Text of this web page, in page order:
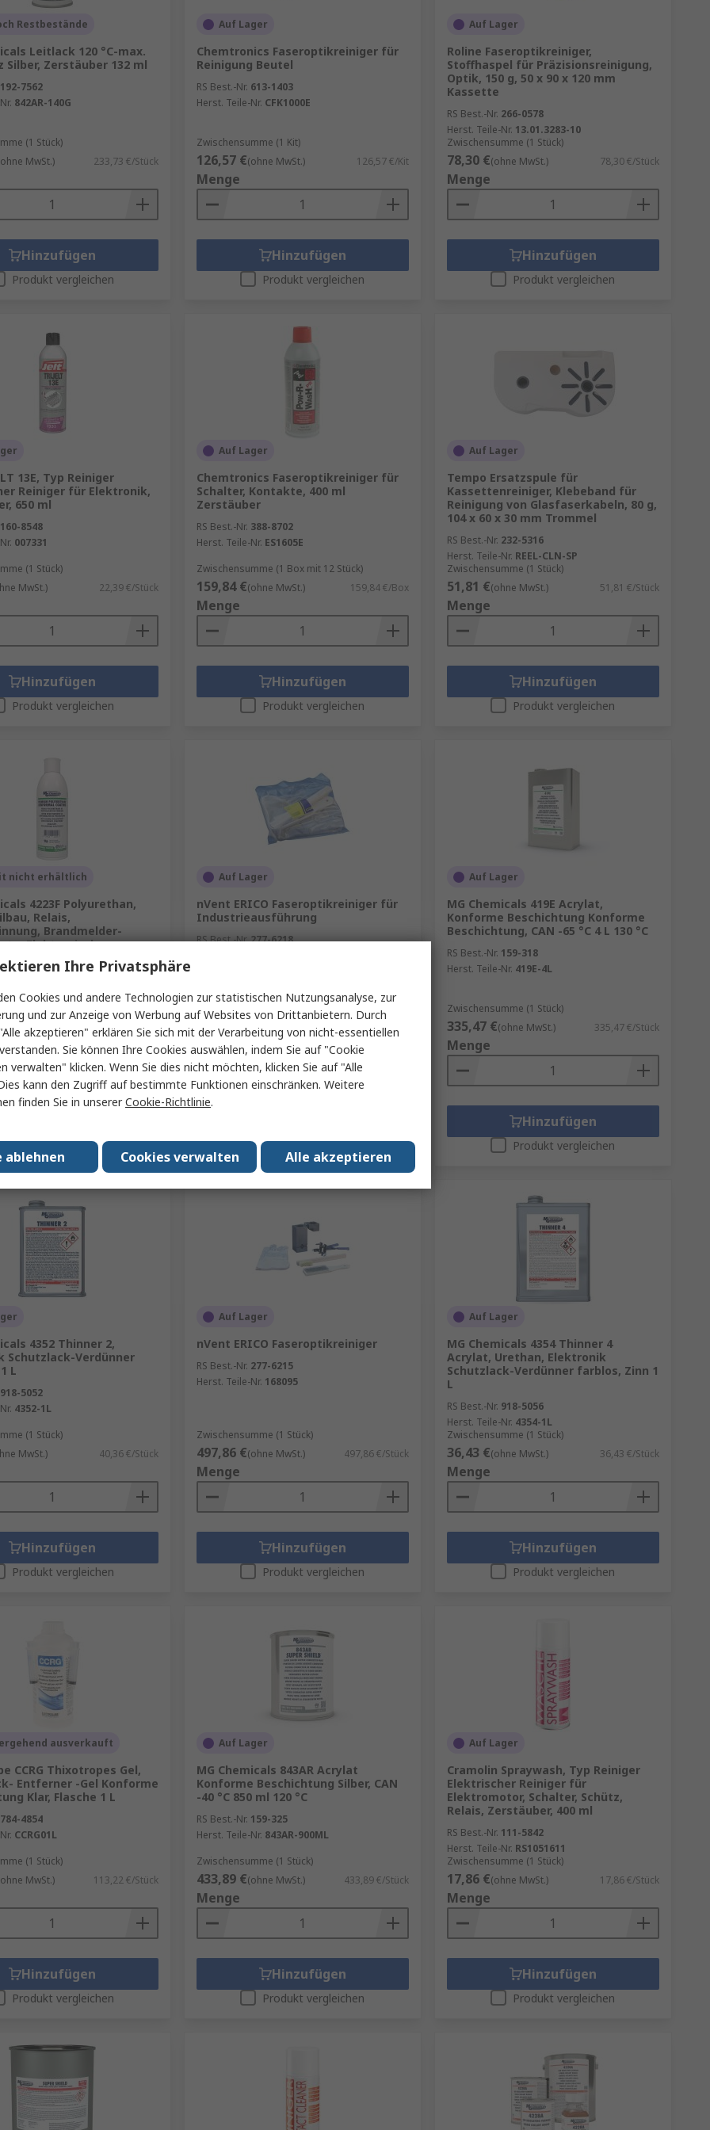
verwendet und sind eher für den Einsatz in industriellen Umgebungen
Geräte und Schmuck genutzt.
Schutzlacken und -farben zur Beschichtung Ihrer Elektronik und zum Schutz vor
von Verunreinigungen.
Restbestände
Leitlack 120 °C-max.
Silber, Zerstäuber 132 ml
192-7562
842AR-140G
(1 Stück)
MwSt.) 233,73 €/Stück
Hinzufügen
Produkt vergleichen
Auf Lager
Chemtronics Faseroptikreiniger für
Reinigung Beutel
RS Best.-Nr. 613-1403
Herst. Teile-Nr. CFK1000E
Zwischensumme (1 Kit)
126,57 €(ohne MwSt.) 126,57 €/Kit
Menge
Hinzufügen
Produkt vergleichen
Auf Lager
Roline Faseroptikreiniger,
Stoffhaspel für Präzisionsreinigung,
Optik, 150 g, 50 x 90 x 120 mm
Kassette
RS Best.-Nr. 266-0578
Herst. Teile-Nr. 13.01.3283-10
Zwischensumme (1 Stück)
78,30 €(ohne MwSt.) 78,30 €/Stück
Menge
Hinzufügen
Produkt vergleichen
13E, Typ Reiniger
Reiniger für Elektronik,
650 ml
160-8548
007331
(1 Stück)
MwSt.) 22,39 €/Stück
Hinzufügen
Produkt vergleichen
Auf Lager
Chemtronics Faseroptikreiniger für
Schalter, Kontakte, 400 ml
Zerstäuber
RS Best.-Nr. 388-8702
Herst. Teile-Nr. ES1605E
Zwischensumme (1 Box mit 12 Stück)
159,84 €(ohne MwSt.) 159,84 €/Box
Menge
Hinzufügen
Produkt vergleichen
Auf Lager
Tempo Ersatzspule für
Kassettenreiniger, Klebeband für
Reinigung von Glasfaserkabeln, 80 g,
104 x 60 x 30 mm Trommel
RS Best.-Nr. 232-5316
Herst. Teile-Nr. REEL-CLN-SP
Zwischensumme (1 Stück)
51,81 €(ohne MwSt.) 51,81 €/Stück
Menge
Hinzufügen
Produkt vergleichen
nicht erhältlich
4223F Polyurethan,
Relais,
Brandmelder-
Elektronische
4223F-312G
(1 Stück)
MwSt.) 40,04 €/Stück
Produkt vergleichen
Auf Lager
nVent ERICO Faseroptikreiniger für
Industrieausführung
RS Best.-Nr.277-6218
Zwischensumme (1 Stück)
93,07 €(ohne MwSt.) 93,07 €/Stück
Menge
Produkt vergleichen
Auf Lager
MG Chemicals 419E Acrylat,
Konforme Beschichtung Konforme
Beschichtung, CAN -65 °C 4 L 130 °C
RS Best.-Nr. 159-318
Herst. Teile-Nr. 419E-4L
Zwischensumme (1 Stück)
335,47 €(ohne MwSt.) 335,47 €/Stück
Menge
Hinzufügen
Produkt vergleichen
4352 Thinner 2,
Schutzlack-Verdünner
L
918-5052
4352-1L
(1 Stück)
MwSt.) 40,36 €/Stück
Hinzufügen
Produkt vergleichen
Auf Lager
nVent ERICO Faseroptikreiniger
RS Best.-Nr. 277-6215
Herst. Teile-Nr. 168095
Zwischensumme (1 Stück)
497,86 €(ohne MwSt.) 497,86 €/Stück
Menge
Hinzufügen
Produkt vergleichen
Auf Lager
MG Chemicals 4354 Thinner 4
Acrylat, Urethan, Elektronik
Schutzlack-Verdünner farblos, Zinn 1
L
RS Best.-Nr. 918-5056
Herst. Teile-Nr. 4354-1L
Zwischensumme (1 Stück)
36,43 €(ohne MwSt.) 36,43 €/Stück
Menge
Hinzufügen
Produkt vergleichen
ausverkauft
CCRG Thixotropes Gel,
Entferner -Gel Konforme
Klar, Flasche 1 L
784-4854
CCRG01L
(1 Stück)
MwSt.) 113,22 €/Stück
Hinzufügen
Produkt vergleichen
Auf Lager
MG Chemicals 843AR Acrylat
Konforme Beschichtung Silber, CAN
-40 °C 850 ml 120 °C
RS Best.-Nr. 159-325
Herst. Teile-Nr. 843AR-900ML
Zwischensumme (1 Stück)
433,89 €(ohne MwSt.) 433,89 €/Stück
Menge
Hinzufügen
Produkt vergleichen
Auf Lager
Cramolin Spraywash, Typ Reiniger
Elektrischer Reiniger für
Elektromotor, Schalter, Schütz,
Relais, Zerstäuber, 400 ml
RS Best.-Nr. 111-5842
Herst. Teile-Nr. RS1051611
Zwischensumme (1 Stück)
17,86 €(ohne MwSt.) 17,86 €/Stück
Menge
Hinzufügen
Produkt vergleichen
Ihre Privatsphäre
Cookies und andere Technologien zur statistischen Nutzungsanalyse, zur
und zur Anzeige von Werbung auf Websites von Drittanbietern. Durch
akzeptieren" erklären Sie sich mit der Verarbeitung von nicht-essentiellen
Sie können Ihre Cookies auswählen, indem Sie auf "Cookie
verwalten" klicken. Wenn Sie dies nicht möchten, klicken Sie auf "Alle
kann den Zugriff auf bestimmte Funktionen einschränken. Weitere
finden Sie in unsererCookie-Richtlinie.
Alle akzeptieren
Cookies verwalten
ablehnen